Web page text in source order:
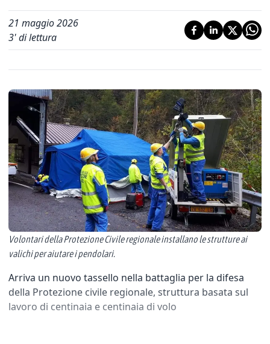
21 maggio 2026
3' di lettura
Volontari della Protezione Civile regionale installano le strutture ai
valichi per aiutare i pendolari.
Arriva un nuovo tassello nella battaglia per la difesa
della Protezione civile regionale, struttura basata sul
lavoro di centinaia e centinaia di volo